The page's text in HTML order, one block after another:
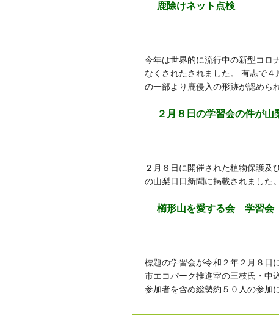
鹿除けネット点検
今年は世界的に流行中の新型コロ
なくされたされました。 有志で
の一部より鹿侵入の形跡が認めら
２月８日の学習会の件が山
２月８日に開催された植物保護及
の山梨日日新聞に掲載されました
櫛形山を愛する会 学習会
標題の学習会が令和２年２月８日
市エコパーク推進室の三枝氏・中
参加者を含め総勢約５０人の参加